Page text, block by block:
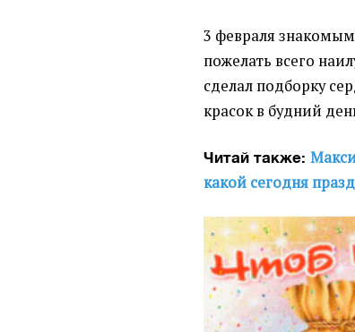
3 февраля
пожелать всего
сделал подборку
красок в будний
Читай также:
какой сегодня